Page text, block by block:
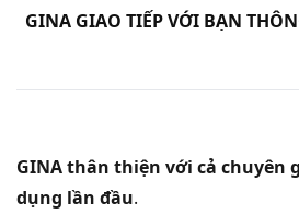
GINA GIAO TIẾP VỚI BẠN
GINA thân thiện với cả chuyên
dụng lần đầu.